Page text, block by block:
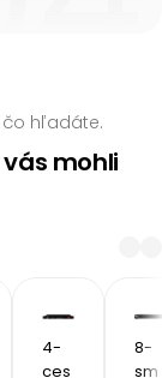
hľadáte.
mohli
4-
ces
8-
sm